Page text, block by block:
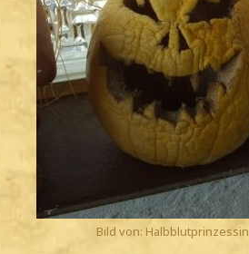
Bild von: Halbblutprinzessin